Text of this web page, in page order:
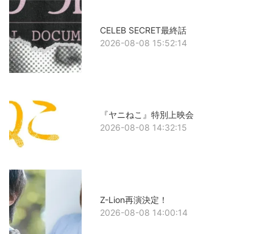
CELEB SECRET最終話
2026-08-08 15:52:14
『ヤニねこ』特別上映会
2026-08-08 14:32:15
Z-Lion再演決定！
2026-08-08 14:00:14